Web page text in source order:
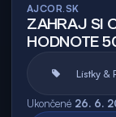
AJCOR.SK
ZAHRAJ SI
HODNOTE
Lístky &
Ukončené 26. 6.